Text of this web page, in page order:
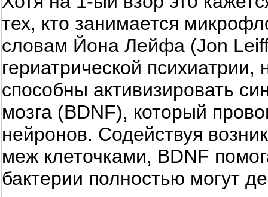
тех, кто занимается
словам Йона Лейфа (Jon
гериатрической
способны активизировать
мозга (BDNF), который
нейронов. Содействуя
меж клеточками, BDNF
бактерии полностью могут